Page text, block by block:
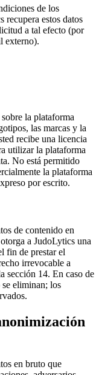
de los
recupera estos datos
a tal efecto (por
externo).
la plataforma
las marcas y la
recibe una licencia
utilizar la plataforma
No está permitido
la plataforma
por escrito.
de contenido en
a JudoLytics una
fin de prestar el
irrevocable a
sección 14. En caso de
eliminan; los
en bruto que